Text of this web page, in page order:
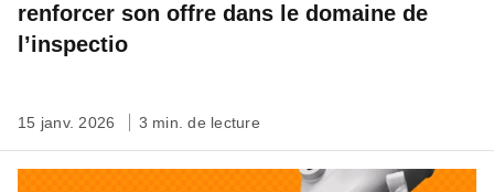
renforcer son offre dans le domaine de
l’inspectio
15 janv. 2026 3 min. de lecture